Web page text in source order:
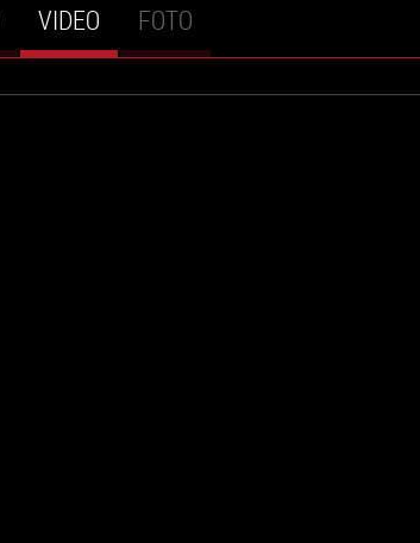
VIDEO (SCHEDA
ATTIVA)
FOTO